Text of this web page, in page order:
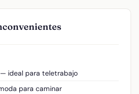
— ideal para teletrabajo
para caminar